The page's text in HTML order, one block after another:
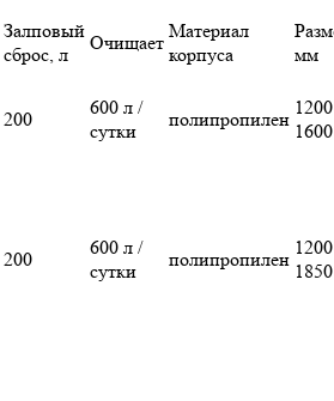
Залповый
сброс, л
Очищает
Материал
корпуса
мм
200
600 л /
сутки
полипропилен
1600
200
600 л /
сутки
полипропилен
1850